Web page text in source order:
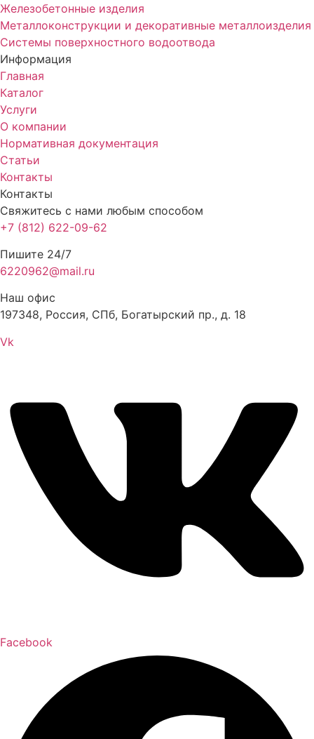
Железобетонные изделия
Металлоконструкции и декоративные металлоизделия
Системы поверхностного водоотвода
Информация
Главная
Каталог
Услуги
О компании
Нормативная документация
Статьи
Контакты
Контакты
Свяжитесь с нами любым способом
+7 (812) 622-09-62
Пишите 24/7
6220962@mail.ru
Наш офис
197348, Россия, СПб, Богатырский пр., д. 18
Vk
Facebook